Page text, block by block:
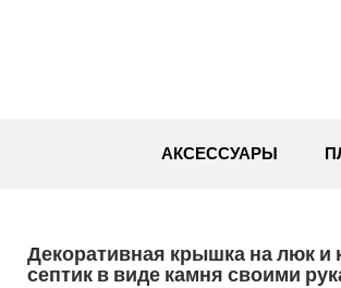
АКСЕССУАРЫ
Декоративная крышка на люк и
септик в виде камня своими